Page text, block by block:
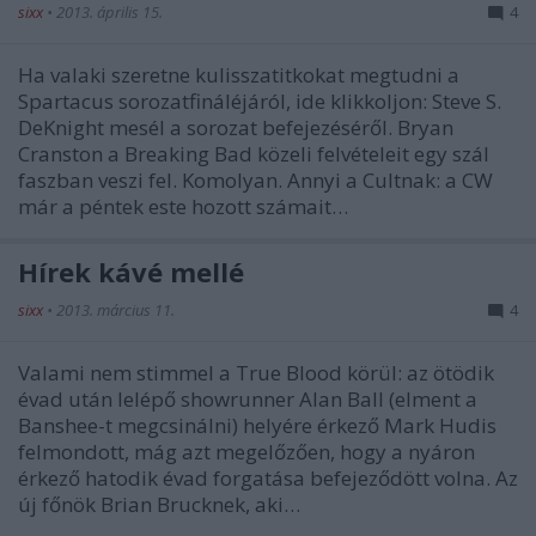
sixx • 2013. április 15. 4
Ha valaki szeretne kulisszatitkokat megtudni a
Spartacus sorozatfináléjáról, ide klikkoljon: Steve S.
DeKnight mesél a sorozat befejezéséről. Bryan
Cranston a Breaking Bad közeli felvételeit egy szál
faszban veszi fel. Komolyan. Annyi a Cultnak: a CW
már a péntek este hozott számait…
Hírek kávé mellé
sixx • 2013. március 11. 4
Valami nem stimmel a True Blood körül: az ötödik
évad után lelépő showrunner Alan Ball (elment a
Banshee-t megcsinálni) helyére érkező Mark Hudis
felmondott, mág azt megelőzően, hogy a nyáron
érkező hatodik évad forgatása befejeződött volna. Az
új főnök Brian Brucknek, aki…